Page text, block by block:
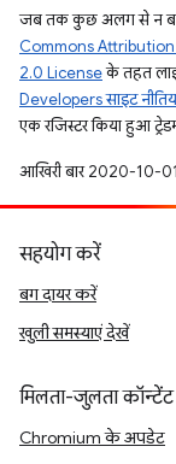
जब तक कुछ अलग से न
Commons
2.0 Licenseके तहत
Developers साइट
एक रजिस्टर किया हुआ
आखिरी बार 2020-10-
सहयोग करें
बग दायर करें
खुली समस्याएं देखें
मिलता-जुलता कॉन्टेंट
Chromium के अपडेट